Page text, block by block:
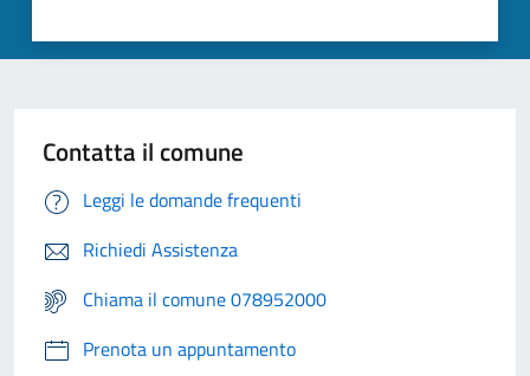
Contatta il comune
Leggi le domande frequenti
Richiedi Assistenza
Chiama il comune 078952000
Prenota un appuntamento